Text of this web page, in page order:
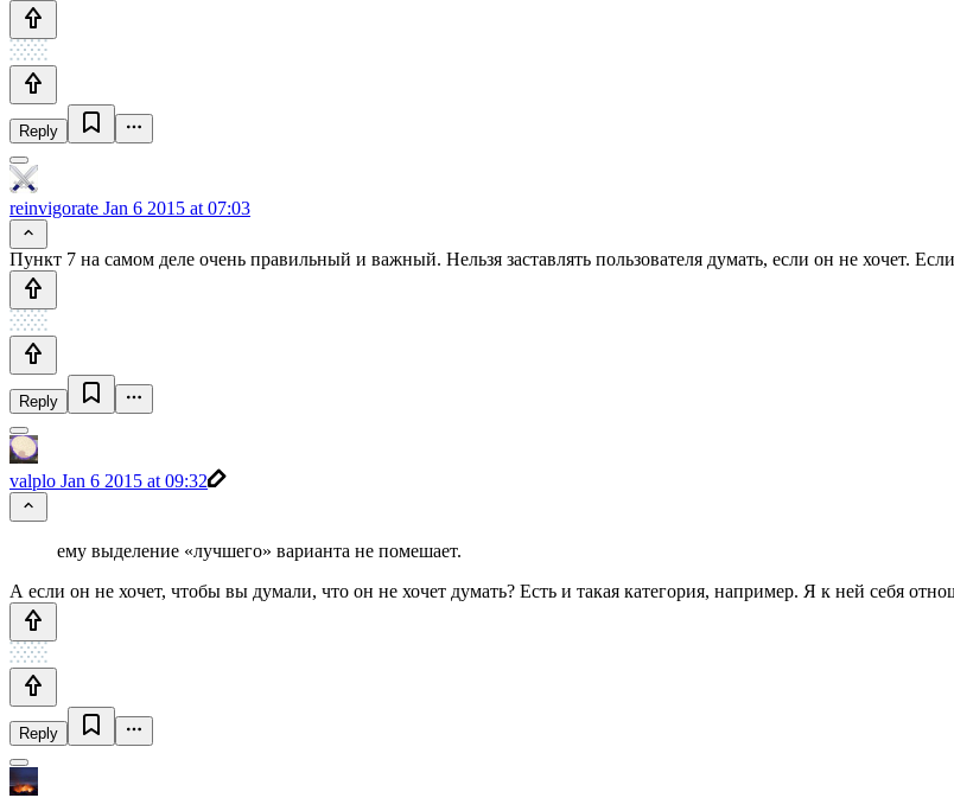
Reply
reinvigorate Jan 6 2015 at 07:03
Пункт 7 на самом деле очень правильный и важный. Нельзя заставлять пользователя думать, если он не хочет.
Reply
valplo Jan 6 2015 at 09:32
ему выделение «лучшего» варианта не помешает.
А если он не хочет, чтобы вы думали, что он не хочет думать? Есть и такая категория, например. Я к ней себя
Reply